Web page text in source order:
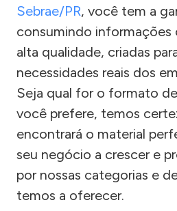
Sebrae/PR, você tem a
consumindo informações
alta qualidade, criadas
necessidades reais dos
Seja qual for o formato
você prefere, temos
encontrará o material
seu negócio a crescer e
por nossas categorias e
temos a oferecer.